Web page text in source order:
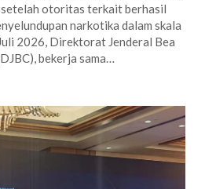
otoritas terkait berhasil
narkotika dalam skala
2026, Direktorat Jenderal Bea
bekerja sama…